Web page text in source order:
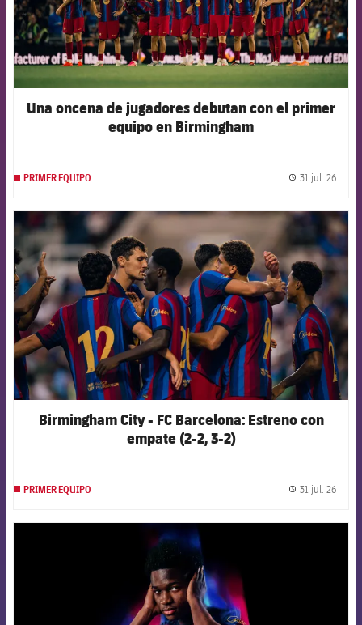
Una oncena de jugadores debutan con el primer
equipo en Birmingham
PRIMER EQUIPO 31 jul. 26
FCB Barcelona badge
Birmingham City - FC Barcelona: Estreno con
empate (2-2, 3-2)
PRIMER EQUIPO 31 jul. 26
FCB Barcelona badge